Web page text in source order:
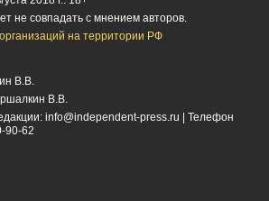
не совпадать с мнением авторов.
на территории РФ
В.В.
В.В.
info@independent-press.ru
| Телефон
90-62